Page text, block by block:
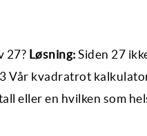
27? Løsning: Siden 27
Vår kvadratrot
eller en hvilken som